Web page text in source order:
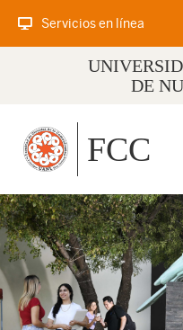
Servicios en línea
DE
FCC